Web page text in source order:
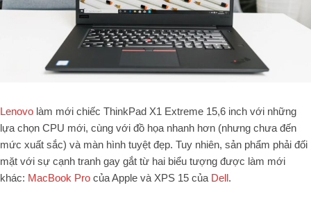
Lenovo làm mới chiếc ThinkPad X1 Extreme 15,6 inch với những
lựa chọn CPU mới, cùng với đồ họa nhanh hơn (nhưng chưa đến
mức xuất sắc) và màn hình tuyệt đẹp. Tuy nhiên, sản phẩm phải đối
mặt với sự cạnh tranh gay gắt từ hai biểu tượng được làm mới
khác: MacBook Pro của Apple và XPS 15 của Dell.